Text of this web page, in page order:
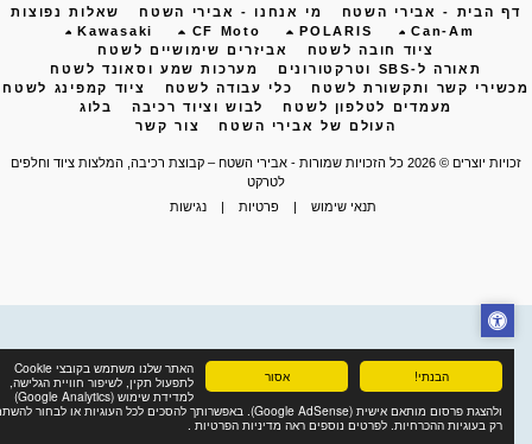
הבנתי! אסור
האתר שלנו משתמש בקובצי Cookie
לתפעול תקין, לשיפור חוויית הגלישה,
למדידת שימוש (Google Analytics)
ולהצגת פרסום מותאם אישית (Google AdSense). באפשרותך להסכים לכל העוגיות או לבחור להשתמש
רק בעוגיות ההכרחיות. לפרטים נוספים ראה מדיניות הפרטיות .
הבית - אבירי השטח מי אנחנו - אבירי השטח
שאלות נפוצות
Can-Am
POLARIS
CF Moto
Kawasaki
ציוד חובה לשטח
אביזרים שימושיים לשטח
תאורה ל-SBS וטרקטורונים
מערכות שמע וסאונד לשטח
קשר ותקשורת לשטח
כלי עבודה לשטח
ציוד קמפינג לשטח
מעמדים לטלפון לשטח
לבוש וציוד רכיבה
בלוג
העולם של אבירי השטח
צור קשר
יוצרים © 2026 כל הזכויות שמורות -
אבירי השטח – קבוצת רכיבה, המלצות ציוד וחלפים
לטרקט
תנאי שימוש| פרטיות| נגישות